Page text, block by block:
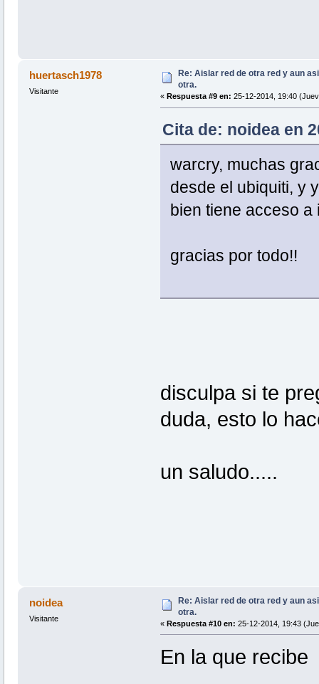
huertasch1978
Visitante
Re: Aislar red de otra red y aun
otra.
« Respuesta #9 en: 25-12-2014, 19:40
Cita de: noidea en
warcry, muchas
desde el ubiquiti, y
bien tiene acceso
gracias por todo!!
disculpa si te
duda, esto lo
un saludo.....
noidea
Visitante
Re: Aislar red de otra red y aun
otra.
« Respuesta #10 en: 25-12-2014, 19:43
En la que recibe